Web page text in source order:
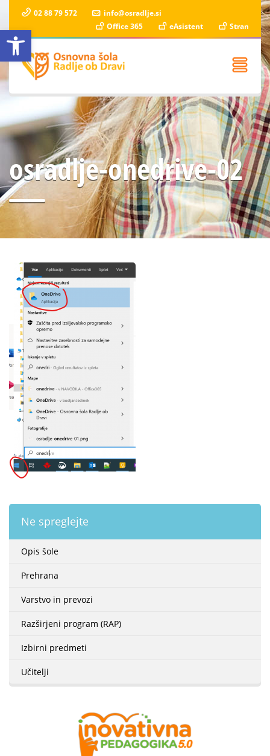
Open toolbar
02 88 79 572
info@osradlje.si
Office 365
eAsistent Stran
osradlje-onedrive-02
Ne spreglejte
Opis šole
Prehrana
Varstvo in prevozi
Razširjeni program (RAP)
Izbirni predmeti
Učitelji